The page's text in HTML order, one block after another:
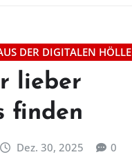
DER DIGITALEN HÖLLE
lieber
finden
Dez. 30, 2025 0